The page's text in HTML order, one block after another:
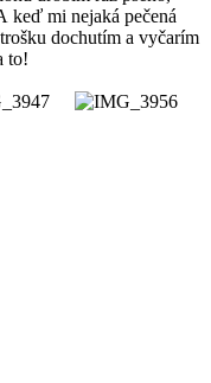
keď mi nejaká pečená
dochutím a vyčarím
to!